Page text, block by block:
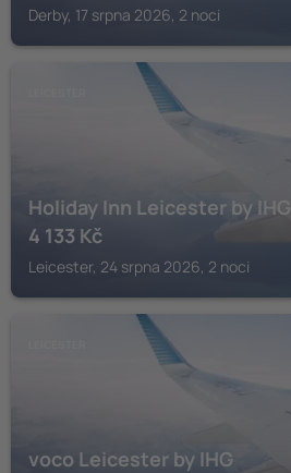
Derby, 17 srpna 2026, 2 noci
Holiday Inn Leicester by IHG
4 133 Kč
Leicester, 24 srpna 2026, 2 noci
voco Leicester by IHG